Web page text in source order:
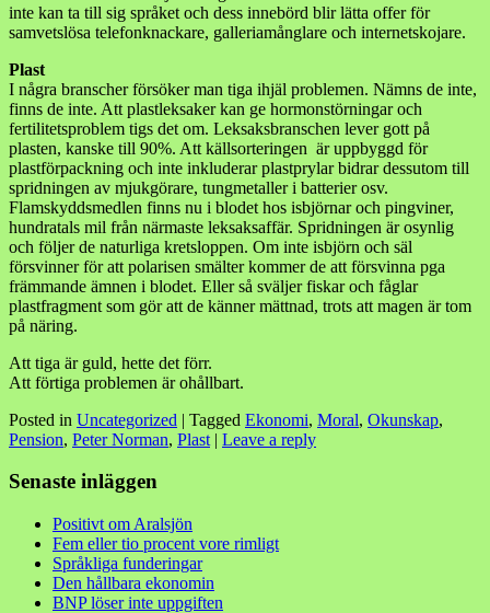
inte kan ta till sig språket och dess innebörd blir lätta offer för
samvetslösa telefonknackare, galleriamånglare och internetskojare.
Plast
I några branscher försöker man tiga ihjäl problemen. Nämns de inte,
finns de inte. Att plastleksaker kan ge hormonstörningar och
fertilitetsproblem tigs det om. Leksaksbranschen lever gott på
plasten, kanske till 90%. Att källsorteringen är uppbyggd för
plastförpackning och inte inkluderar plastprylar bidrar dessutom till
spridningen av mjukgörare, tungmetaller i batterier osv.
Flamskyddsmedlen finns nu i blodet hos isbjörnar och pingviner,
hundratals mil från närmaste leksaksaffär. Spridningen är osynlig
och följer de naturliga kretsloppen. Om inte isbjörn och säl
försvinner för att polarisen smälter kommer de att försvinna pga
främmande ämnen i blodet. Eller så sväljer fiskar och fåglar
plastfragment som gör att de känner mättnad, trots att magen är tom
på näring.
Att tiga är guld, hette det förr.
Att förtiga problemen är ohållbart.
Posted in Uncategorized | Tagged Ekonomi, Moral, Okunskap,
Pension, Peter Norman, Plast | Leave a reply
Senaste inläggen
Positivt om Aralsjön
Fem eller tio procent vore rimligt
Språkliga funderingar
Den hållbara ekonomin
BNP löser inte uppgiften